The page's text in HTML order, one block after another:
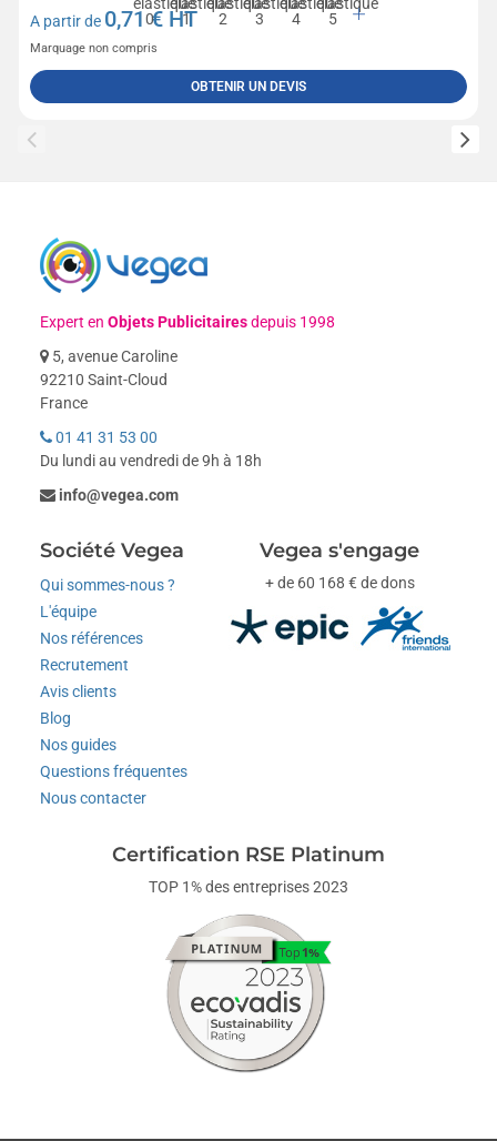
A partir de 0,71€ HT
Marquage non compris
OBTENIR UN DEVIS
Expert enObjets Publicitairesdepuis 1998
5, avenue Caroline
92210 Saint-Cloud
France
01 41 31 53 00
Du lundi au vendredi de 9h à 18h
info@vegea.com
Société Vegea
Qui sommes-nous ?
L'équipe
Nos références
Recrutement
Avis clients
Blog
Nos guides
Questions fréquentes
Nous contacter
Vegea s'engage
+ de 60 168 € de dons
Certification RSE Platinum
TOP 1% des entreprises 2023